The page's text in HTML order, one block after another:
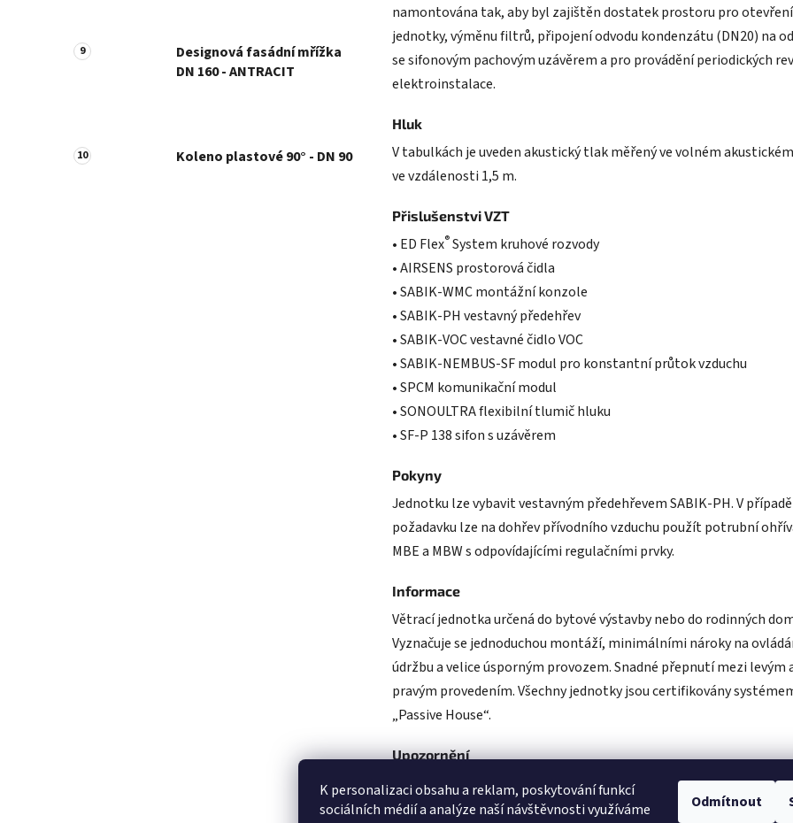
K personalizaci obsahu a reklam, poskytování funkcí
sociálních médií a analýze naší návštěvnosti využíváme
Odmítnout
Designová fasádní mřížka
DN 160 - ANTRACIT
Koleno plastové 90° - DN 90
namontována tak, aby byl zajištěn dostatek prostoru pro
jednotky, výměnu filtrů, připojení odvodu kondenzátu (DN20) na
se sifonovým pachovým uzávěrem a pro provádění periodických
elektroinstalace.
Hluk
V tabulkách je uveden akustický tlak měřený ve volném
ve vzdálenosti 1,5 m.
Přislušenstvi VZT
• ED Flex®System kruhové rozvody
• AIRSENS prostorová čidla
• SABIK-WMC montážní konzole
• SABIK-PH vestavný předehřev
• SABIK-VOC vestavné čidlo VOC
• SABIK-NEMBUS-SF modul pro konstantní průtok vzduchu
• SPCM komunikační modul
• SONOULTRA flexibilní tlumič hluku
• SF-P 138 sifon s uzávěrem
Pokyny
Jednotku lze vybavit vestavným předehřevem SABIK-PH. V případě
požadavku lze na dohřev přívodního vzduchu použít potrubní
MBE a MBW s odpovídajícími regulačními prvky.
Informace
Větrací jednotka určená do bytové výstavby nebo do rodinných
Vyznačuje se jednoduchou montáží, minimálními nároky na
údržbu a velice úsporným provozem. Snadné přepnutí mezi levým
pravým provedením. Všechny jednotky jsou certifikovány
„Passive House“.
Upozornění
Rekuperační jednotka SABIK 210 je součástí programu Nová
úsporám pod kódemSVT30867.